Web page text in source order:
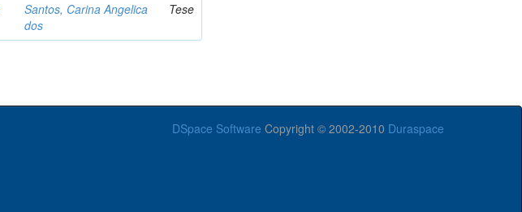
Santos, Carina Angelica
dos
Tese
DSpace Software Copyright © 2002-2010 Duraspace